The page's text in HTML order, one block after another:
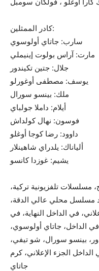
كادر الممثلين:
سارب: جاتاي أولوسوي
مارت: آراس بولوت إينيملي
جلال: جتين تكيندور
يوسف: مصطفى أوغورلو
ملك: بينسو سورال
أيلام: داملا جولباي
فوسون: نهال كولداش
داوود: رضا كوجا أوغلو
ألياناك: يلدراي شاهينلار
يشيم: غوزدا كانسو
مسلسلات تلفزيونية تركية،
مسلسل محلي عالي الدقة،
في الداخل النهاية، في
الداخل، جاتاي أولوسوي،
بينسو سورال، شو تيفي،
الجزء الإعلاني، كرم
جاتاي